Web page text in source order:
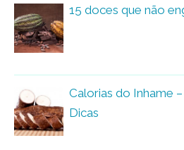
15 doces que não
Calorias do Inhame
Dicas